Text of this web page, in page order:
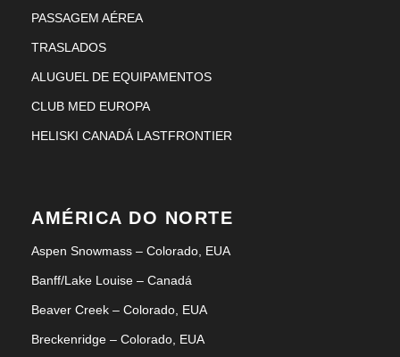
PASSAGEM AÉREA
TRASLADOS
ALUGUEL DE EQUIPAMENTOS
CLUB MED EUROPA
HELISKI CANADÁ LASTFRONTIER
AMÉRICA DO NORTE
Aspen Snowmass – Colorado, EUA
Banff/Lake Louise – Canadá
Beaver Creek – Colorado, EUA
Breckenridge – Colorado, EUA